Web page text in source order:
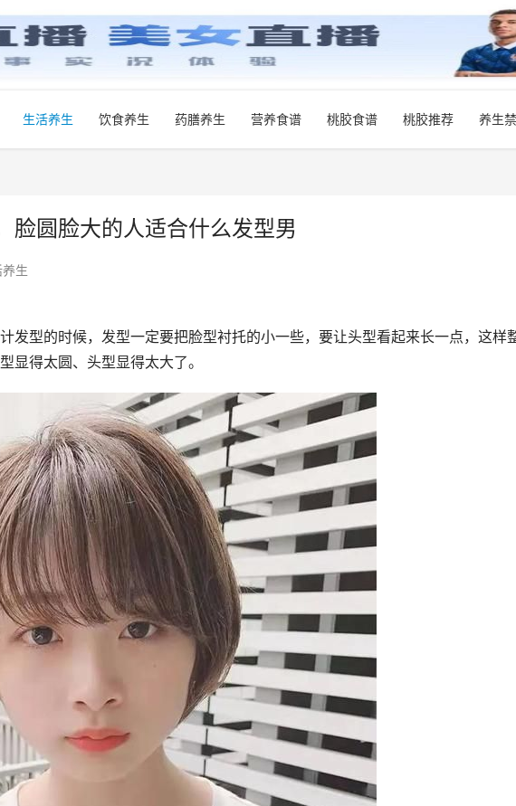
生活养生 饮食养生 药膳养生 营养食谱 桃胶食谱 桃胶推荐 养生
脸圆脸大的人适合什么发型男
生
发型的时候，发型一定要把脸型衬托的小一些，要让头型看起来长一点，这样
显得太圆、头型显得太大了。